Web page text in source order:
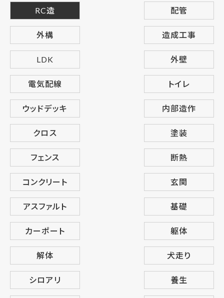
RC造 配管
外構 造成工事
LDK 外壁
電気配線 トイレ
ウッドデッキ 内部造作
クロス 塗装
フェンス 断熱
コンクリート 玄関
アスファルト 基礎
カーポート 躯体
解体 犬走り
シロアリ 養生